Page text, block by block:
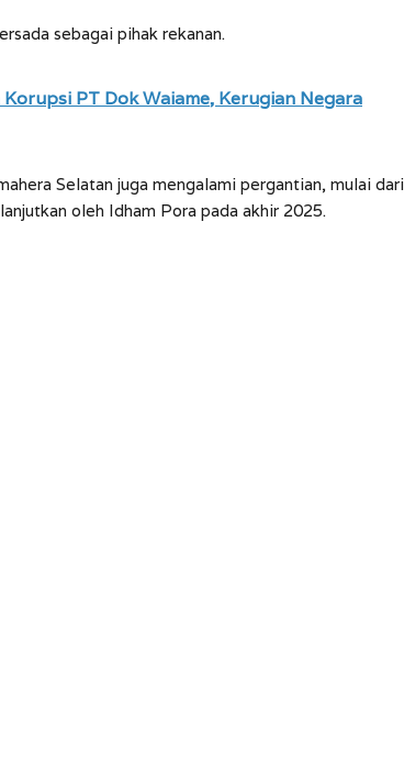
sebagai pihak rekanan.
PT Dok Waiame, Kerugian Negara
Selatan juga mengalami pergantian, mulai dari
oleh Idham Pora pada akhir 2025.